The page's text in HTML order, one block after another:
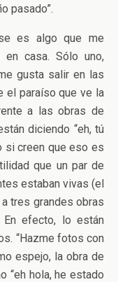
pasado”.
es algo que me
casa. Sólo uno,
gusta salir en las
el paraíso que ve la
a las obras de
diciendo “eh, tú
si creen que eso es
que un par de
estaban vivas (el
tres grandes obras
En efecto, lo están
“Hazme fotos con
espejo, la obra de
“eh hola, he estado